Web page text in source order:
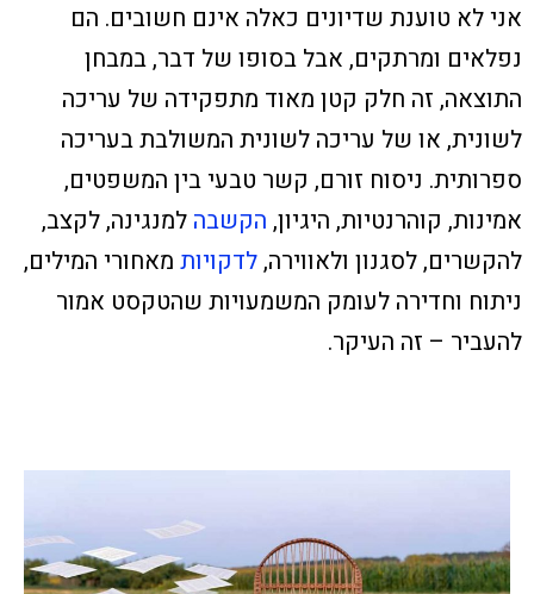
אני לא טוענת שדיונים כאלה אינם חשובים. הם
נפלאים ומרתקים, אבל בסופו של דבר, במבחן
התוצאה, זה חלק קטן מאוד מתפקידה של עריכה
לשונית, או של עריכה לשונית המשולבת בעריכה
ספרותית. ניסוח זורם, קשר טבעי בין המשפטים,
אמינות, קוהרנטיות, היגיון, הקשבה למנגינה, לקצב,
להקשרים, לסגנון ולאווירה,לדקויות מאחורי המילים,
ניתוח וחדירה לעומק המשמעויות שהטקסט אמור
להעביר – זה העיקר.